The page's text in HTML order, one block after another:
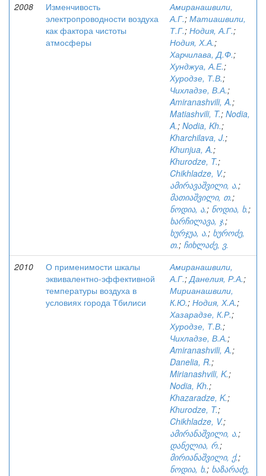
2008
Изменчивость
электропроводности воздуха
как фактора чистоты
атмосферы
Амиранашвили,
А.Г.; Матиашвили,
Т.Г.; Нодия, А.Г.;
Нодия, Х.А.;
Харчилава, Д.Ф.;
Хунджуа, А.Е.;
Хуродзе, Т.В.;
Чихладзе, В.А.;
Amiranashvili, A.;
Matiashvili, T.; Nodia,
A.; Nodia, Kh.;
Kharchilava, J.;
Khunjua, A.;
Khurodze, T.;
Chikhladze, V.;
ამირავაშვილი, ა.;
მათიაშვილი, თ.;
ნოდია, ა.; ნოდია, ხ.;
ხარჩილავა, ჯ.;
ხურჯუა, ა.; ხუროძე,
თ.; ჩიხლაძე, ვ.
2010
О применимости шкалы
эквивалентно-эффективной
температуры воздуха в
условиях города Тбилиси
Амиранашвили,
А.Г.;Данелия, Р.А.;
Мирианашвили,
К.Ю.; Нодия, Х.А.;
Хазарадзе, К.Р.;
Хуродзе, Т.В.;
Чихладзе, В.А.;
Amiranashvili, A.;
Danelia, R.;
Mirianashvili, K.;
Nodia, Kh.;
Khazaradze, K.;
Khurodze, T.;
Chikhladze, V.;
ამირანაშვილი, ა.;
დანელია, რ.;
მირიანაშვილი, ქ.;
ნოდია, ხ.; ხაზარაძე,